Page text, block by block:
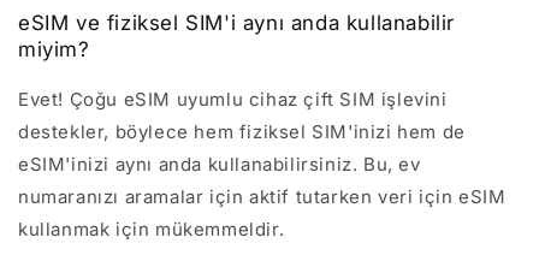
eSIM ve fiziksel SIM'i aynı anda kullanabilir
miyim?
Evet! Çoğu eSIM uyumlu cihaz çift SIM işlevini
destekler, böylece hem fiziksel SIM'inizi hem de
eSIM'inizi aynı anda kullanabilirsiniz. Bu, ev
numaranızı aramalar için aktif tutarken veri için eSIM
kullanmak için mükemmeldir.